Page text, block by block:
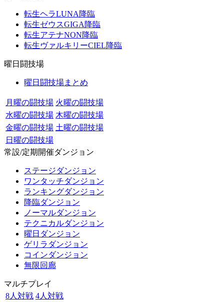
転生ヘラLUNA降臨
転生ゼウスGIGA降臨
転生アテナNON降臨
転生ヴァルキリーCIEL降臨
曜日闘技場
曜日闘技場まとめ
月曜の闘技場 火曜の闘技場
水曜の闘技場 木曜の闘技場
金曜の闘技場 土曜の闘技場
日曜の闘技場
常設/定期開催ダンジョン
ステージダンジョン
ワンタッチダンジョン
ランキングダンジョン
降臨ダンジョン
ノーマルダンジョン
テクニカルダンジョン
曜日ダンジョン
ゲリラダンジョン
コインダンジョン
無限回廊
マルチプレイ
8人対戦 4人対戦